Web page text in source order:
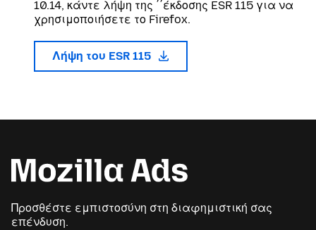
10.14, κάντε λήψη της ΄΄έκδοσης ESR 115 για να
χρησιμοποιήσετε το Firefox.
Λήψη του ESR 115
Προσθέστε εμπιστοσύνη στη διαφημιστική σας
επένδυση.